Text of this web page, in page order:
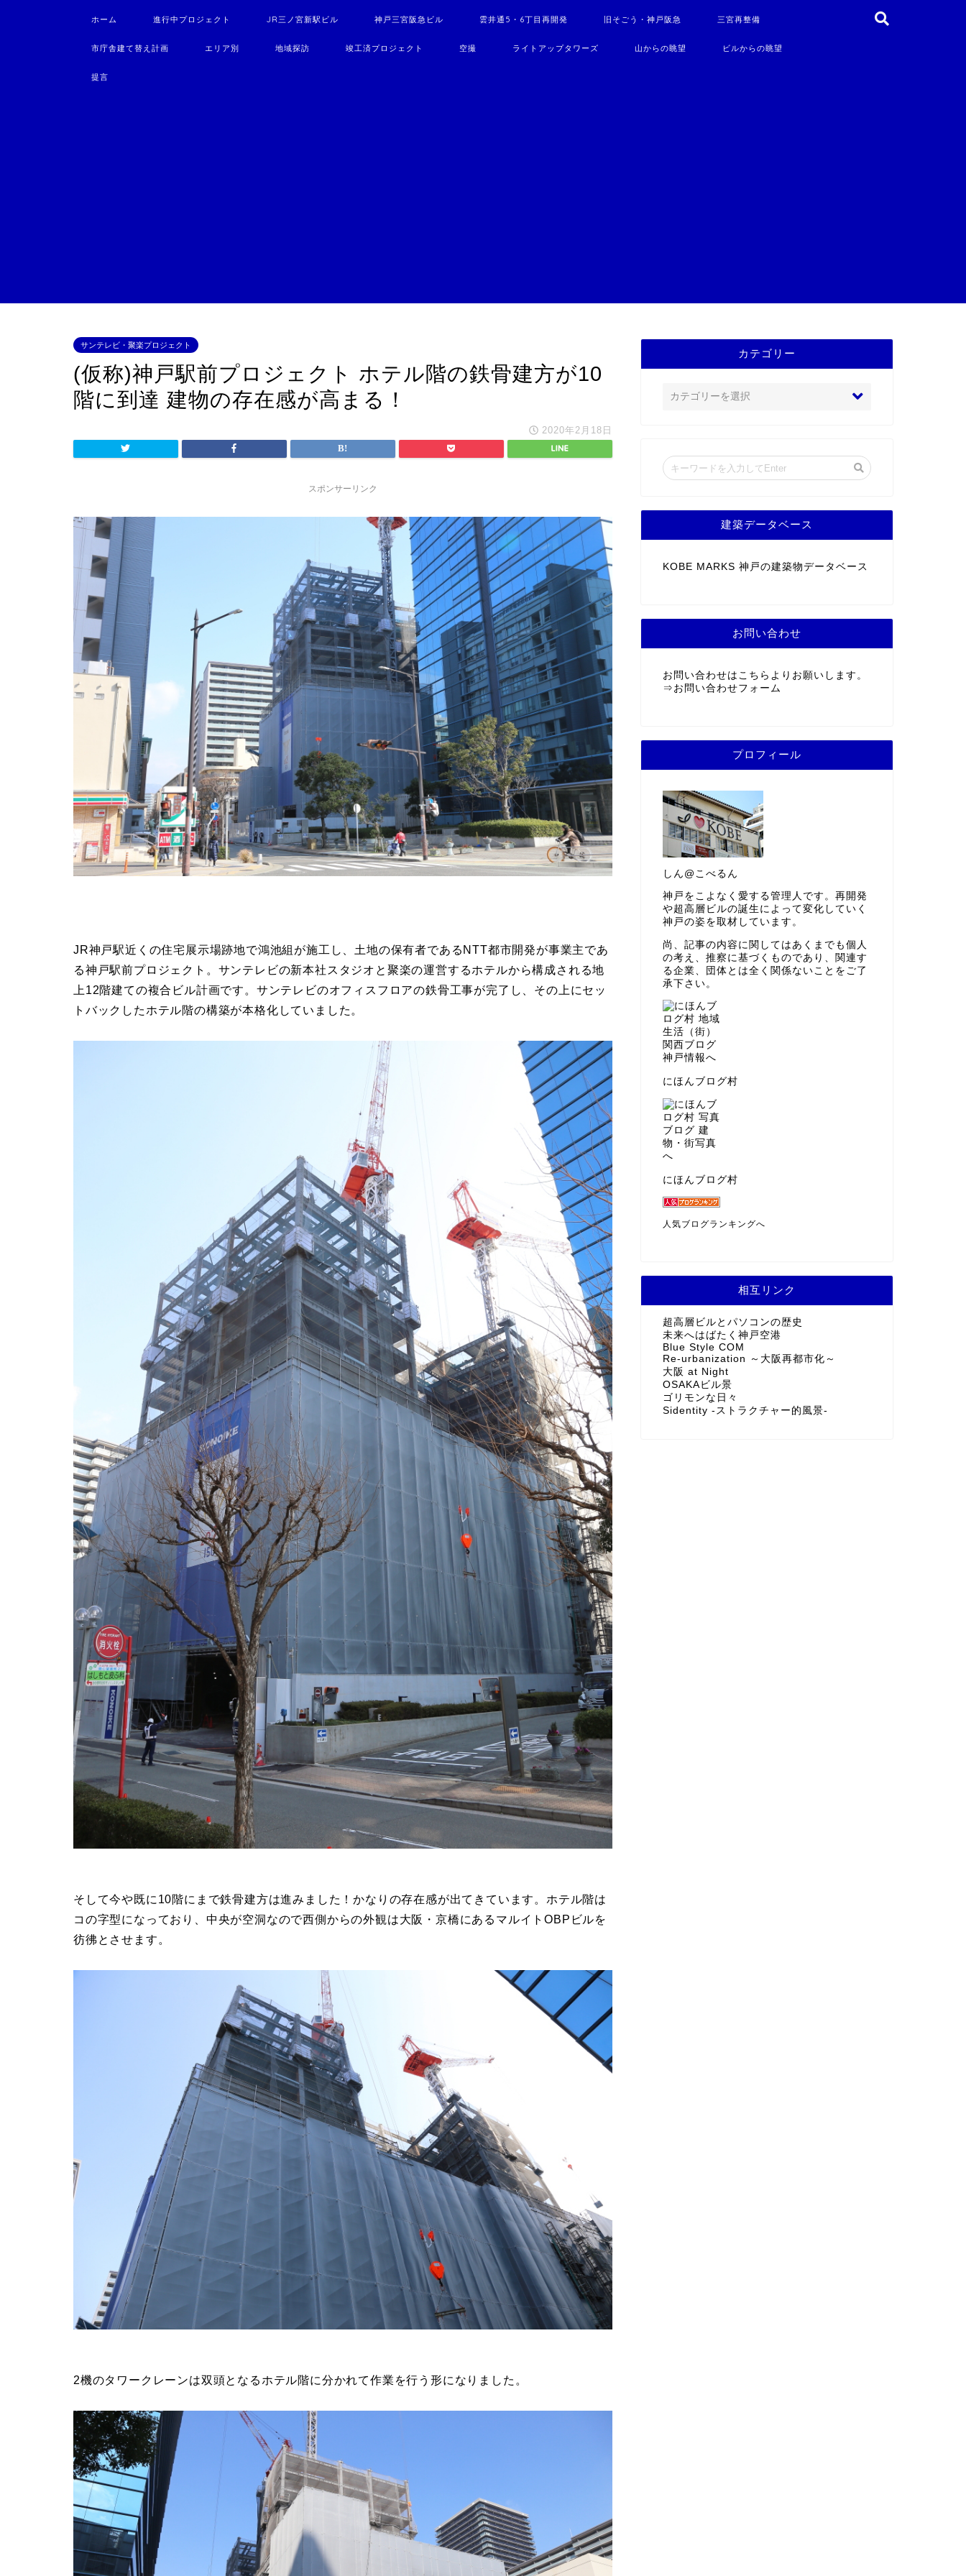
ホーム 進行中プロジェクト JR三ノ宮新駅ビル 神戸三宮阪急ビル 雲井通5・6丁目再開発 旧そごう・神戸阪急 三宮再整備
市庁舎建て替え計画 エリア別 地域探訪 竣工済プロジェクト 空撮 ライトアップタワーズ 山からの眺望 ビルからの眺望
提言
サンテレビ・聚楽プロジェクト
(仮称)神戸駅前プロジェクト ホテル階の鉄骨建方が10
階に到達 建物の存在感が高まる！
2020年2月18日
スポンサーリンク
JR神戸駅近くの住宅展示場跡地で鴻池組が施工し、土地の保有者であるNTT都市開発が事業主であ
る神戸駅前プロジェクト。サンテレビの新本社スタジオと聚楽の運営するホテルから構成される地
上12階建ての複合ビル計画です。サンテレビのオフィスフロアの鉄骨工事が完了し、その上にセッ
トバックしたホテル階の構築が本格化していました。
そして今や既に10階にまで鉄骨建方は進みました！かなりの存在感が出てきています。ホテル階は
コの字型になっており、中央が空洞なので西側からの外観は大阪・京橋にあるマルイトOBPビルを
彷彿とさせます。
2機のタワークレーンは双頭となるホテル階に分かれて作業を行う形になりました。
カテゴリー
建築データベース
KOBE MARKS 神戸の建築物データベース
お問い合わせ
お問い合わせはこちらよりお願いします。
⇒ お問い合わせフォーム
プロフィール
しん@こべるん
神戸をこよなく愛する管理人です。再開発
や超高層ビルの誕生によって変化していく
神戸の姿を取材しています。
尚、記事の内容に関してはあくまでも個人
の考え、推察に基づくものであり、関連す
る企業、団体とは全く関係ないことをご了
承下さい。
にほんブログ村
にほんブログ村
人気ブログランキングへ
相互リンク
超高層ビルとパソコンの歴史
未来へはばたく神戸空港
Blue Style COM
Re-urbanization ～大阪再都市化～
大阪 at Night
OSAKAビル景
ゴリモンな日々
Sidentity -ストラクチャー的風景-